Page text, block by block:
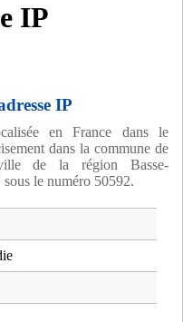
IP
IP
en France dans le
dans la commune de
de la région Basse-
le numéro 50592.